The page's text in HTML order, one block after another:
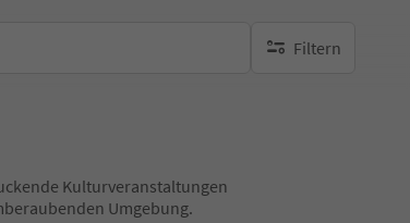
Filtern
keine aktiven Filte
Kulturveranstaltungen
Umgebung.